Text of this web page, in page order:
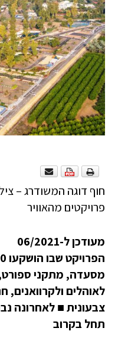
חוף דוגה המשודרג –
פרויקטים מהאוויר
מעודכן ל-06/2021
מסעדה, מתקני ספורט,
לאוהלים ולקרוואנים,
צבעונית ■ לאחרונה
תחל בקרוב